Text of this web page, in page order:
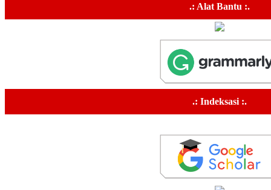
.: Alat Bantu :.
.: Indeksasi :.